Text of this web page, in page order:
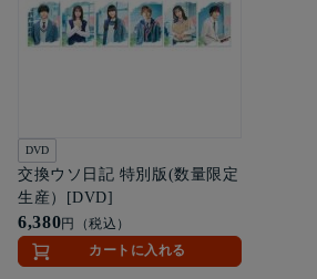
DVD
交換ウソ日記 特別版(数量限定
生産）[DVD]
6,380円（税込）
カートに入れる